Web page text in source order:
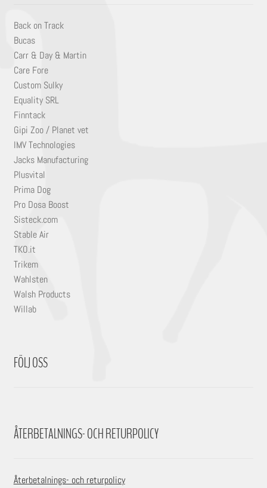
Back on Track
Bucas
Carr & Day & Martin
Care Fore
Custom Sulky
Equality SRL
Finntack
Gipi Zoo / Planet vet
IMV Technologies
Jacks Manufacturing
Plusvital
Prima Dog
Pro Dosa Boost
Sisteck.com
Stable Air
TKO.it
Trikem
Wahlsten
Walsh Products
Willab
FÖLJ OSS
ÅTERBETALNINGS- OCH RETURPOLICY
Återbetalnings- och returpolicy